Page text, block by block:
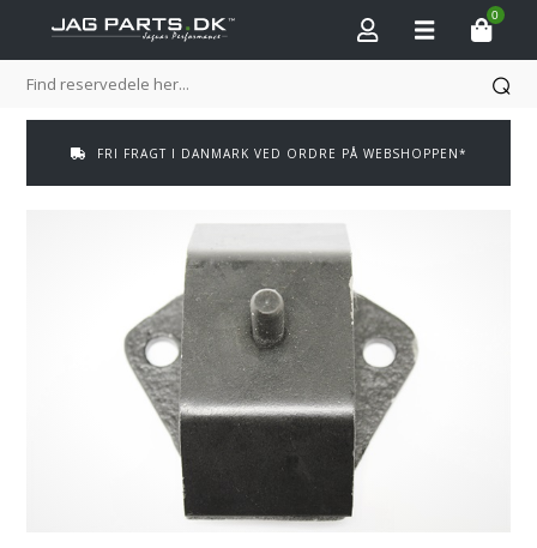
0
FRI FRAGT I DANMARK VED ORDRE PÅ WEBSHOPPEN*